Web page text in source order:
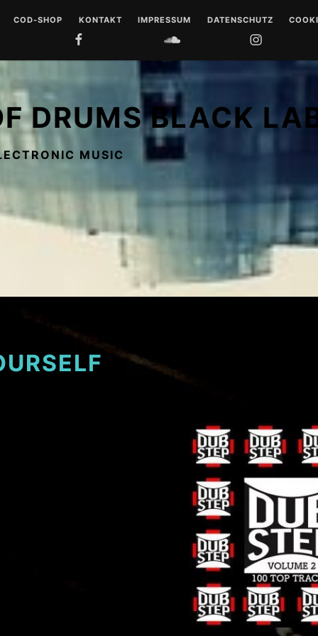
COD-SHOP KONTAKT IMPRESSUM DATENSCHUTZ
SOUNDCLOUD
DRUMS BLACK
MUSIC